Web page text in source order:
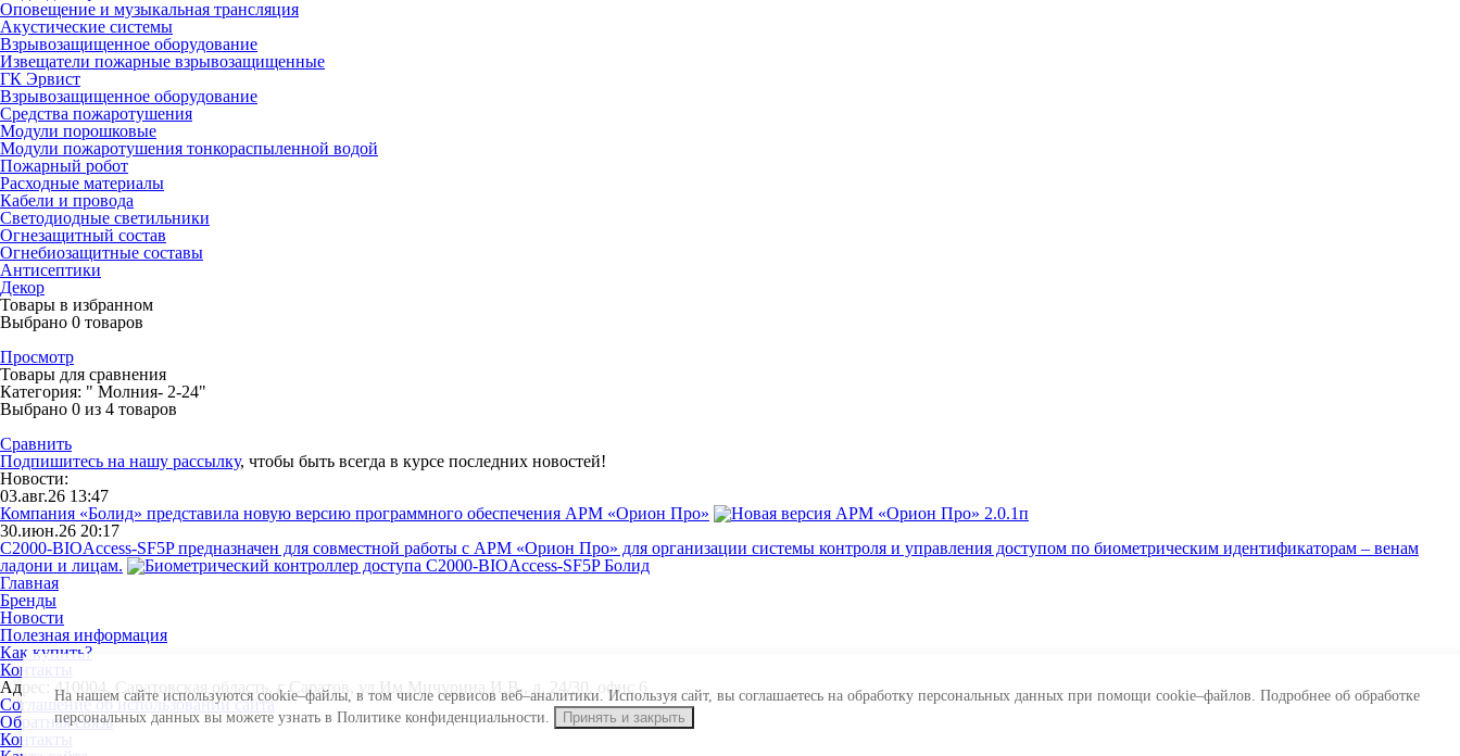
На нашем сайте используются cookie–файлы, в том числе сервисов веб–аналитики. Используя сайт, вы соглашаетесь на обработку персональных данных при помощи cookie–файлов. Подробнее об обработке
персональных данных вы можете узнать в Политике конфиденциальности.
Принять и закрыть
Оповещение и музыкальная трансляция
Акустические системы
Взрывозащищенное оборудование
Извещатели пожарные взрывозащищенные
ГК Эрвист
Взрывозащищенное оборудование
Средства пожаротушения
Модули порошковые
Модули пожаротушения тонкораспыленной водой
Пожарный робот
Расходные материалы
Кабели и провода
Светодиодные светильники
Огнезащитный состав
Огнебиозащитные составы
Антисептики
Декор
Товары в избранном
Выбрано 0 товаров
Просмотр
Товары для сравнения
Категория: " Молния- 2-24"
Выбрано 0 из 4 товаров
Сравнить
Подпишитесь на нашу рассылку, чтобы быть всегда в курсе последних новостей!
Новости:
03.авг.26 13:47
Компания «Болид» представила новую версию программного обеспечения АРМ «Орион Про»
30.июн.26 20:17
С2000-BIOAccess-SF5P предназначен для совместной работы с АРМ «Орион Про» для организации системы контроля и управления доступом по биометрическим идентификаторам – венам
ладони и лицам.
Главная
Бренды
Новости
Полезная информация
Как купить?
Контакты
Адрес: 410004, Саратовская область, г Саратов, ул Им Мичурина И.В., д. 24/30, офис 6
Соглашение об использовании сайта
Обратная связь
Контакты